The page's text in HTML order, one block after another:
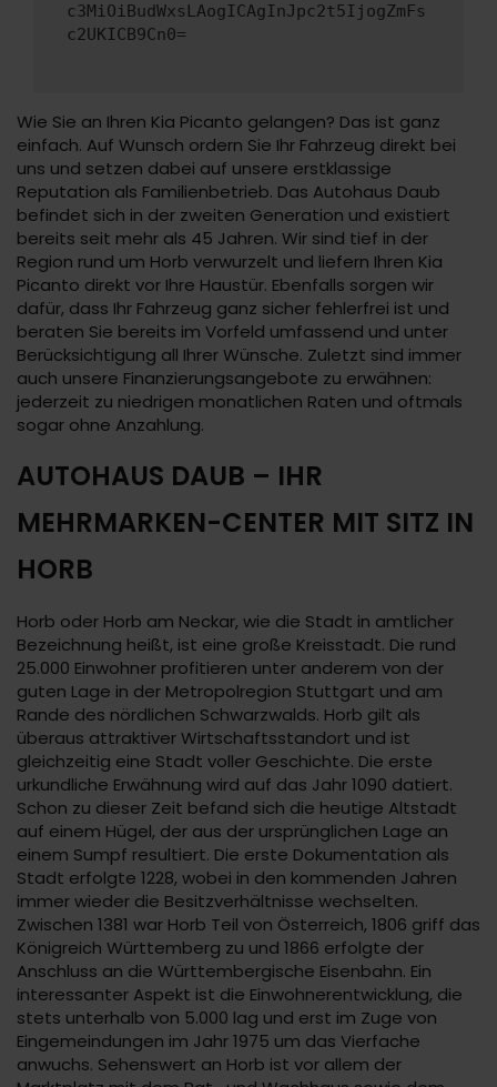
c3MiOiBudWxsLAogICAgInJpc2t5IjogZmFs
c2UKICB9Cn0=
Wie Sie an Ihren Kia Picanto gelangen? Das ist ganz
einfach. Auf Wunsch ordern Sie Ihr Fahrzeug direkt bei
uns und setzen dabei auf unsere erstklassige
Reputation als Familienbetrieb. Das Autohaus Daub
befindet sich in der zweiten Generation und existiert
bereits seit mehr als 45 Jahren. Wir sind tief in der
Region rund um Horb verwurzelt und liefern Ihren Kia
Picanto direkt vor Ihre Haustür. Ebenfalls sorgen wir
dafür, dass Ihr Fahrzeug ganz sicher fehlerfrei ist und
beraten Sie bereits im Vorfeld umfassend und unter
Berücksichtigung all Ihrer Wünsche. Zuletzt sind immer
auch unsere Finanzierungsangebote zu erwähnen:
jederzeit zu niedrigen monatlichen Raten und oftmals
sogar ohne Anzahlung.
AUTOHAUS DAUB – IHR
MEHRMARKEN-CENTER MIT SITZ IN
HORB
Horb oder Horb am Neckar, wie die Stadt in amtlicher
Bezeichnung heißt, ist eine große Kreisstadt. Die rund
25.000 Einwohner profitieren unter anderem von der
guten Lage in der Metropolregion Stuttgart und am
Rande des nördlichen Schwarzwalds. Horb gilt als
überaus attraktiver Wirtschaftsstandort und ist
gleichzeitig eine Stadt voller Geschichte. Die erste
urkundliche Erwähnung wird auf das Jahr 1090 datiert.
Schon zu dieser Zeit befand sich die heutige Altstadt
auf einem Hügel, der aus der ursprünglichen Lage an
einem Sumpf resultiert. Die erste Dokumentation als
Stadt erfolgte 1228, wobei in den kommenden Jahren
immer wieder die Besitzverhältnisse wechselten.
Zwischen 1381 war Horb Teil von Österreich, 1806 griff das
Königreich Württemberg zu und 1866 erfolgte der
Anschluss an die Württembergische Eisenbahn. Ein
interessanter Aspekt ist die Einwohnerentwicklung, die
stets unterhalb von 5.000 lag und erst im Zuge von
Eingemeindungen im Jahr 1975 um das Vierfache
anwuchs. Sehenswert an Horb ist vor allem der